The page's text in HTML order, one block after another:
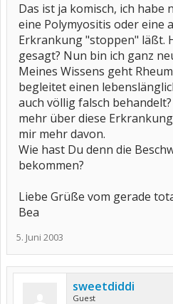
Das ist ja komisch, ich habe
eine Polymyositis oder eine
Erkrankung "stoppen" läßt.
gesagt? Nun bin ich ganz
Meines Wissens geht
begleitet einen
auch völlig falsch
mehr über diese
mir mehr davon.
Wie hast Du denn die
bekommen?
Liebe Grüße vom gerade
Bea
5. Juni 2003
sweetdiddi
Guest